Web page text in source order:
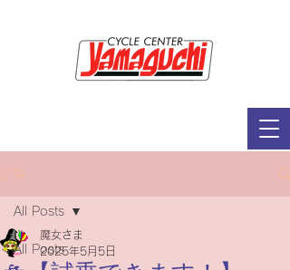
All Posts
All Posts
魔女さま
2025年5月5日